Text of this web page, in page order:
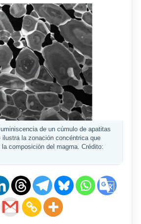
de un cúmulo de apatitas
ilustra la zonación concéntrica que
composición del magma. Crédito: